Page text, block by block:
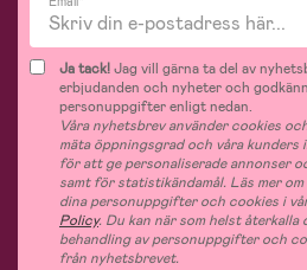
Ja tack!Jag vill gärna ta del av
erbjudanden och nyheter och
personuppgifter enligt nedan.
Våra nyhetsbrev använder cookies
mäta öppningsgrad och våra kunders
för att ge personaliserade annonser
samt för statistikändamål. Läs mer
dina personuppgifter och cookies i
Policy. Du kan när som helst
behandling av personuppgifter och
från nyhetsbrevet.